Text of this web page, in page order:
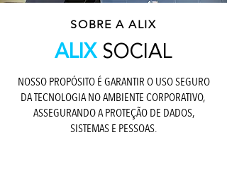
SOBRE A ALIX
ALIX SOCIAL
NOSSO PROPÓSITO É GARANTIR O USO SEGURO
DA TECNOLOGIA NO AMBIENTE CORPORATIVO,
ASSEGURANDO A PROTEÇÃO DE DADOS,
SISTEMAS E PESSOAS.